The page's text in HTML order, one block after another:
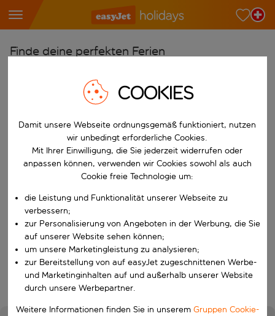
Finde deine perfekten Ferien
Wähle deine Flughäfen
Beginne mit der Eingabe für die automatische
Reiseziele finden
Nach
W&auml;hle ein Ab- und R&uuml;ckflugdatum aus.
Wähle deine Reisedaten
Wann
Wer
Suchen
COOKIES
Damit unsere Webseite ordnungsgemäß funktioniert, nutzen
wir unbedingt erforderliche Cookies.
Mit Ihrer Einwilligung, die Sie jederzeit widerrufen oder
anpassen können, verwenden wir Cookies sowohl als auch
Cookie freie Technologie um:
die Leistung und Funktionalität unserer Webseite zu
verbessern;
zur Personalisierung von Angeboten in der Werbung, die Sie
auf unserer Website sehen können;
um unsere Marketingleistung zu analysieren;
zur Bereitstellung von auf easyJet zugeschnittenen Werbe-
und Marketinginhalten auf und außerhalb unserer Website
durch unsere Werbepartner.
Weitere Informationen finden Sie in unserem Gruppen Cookie-